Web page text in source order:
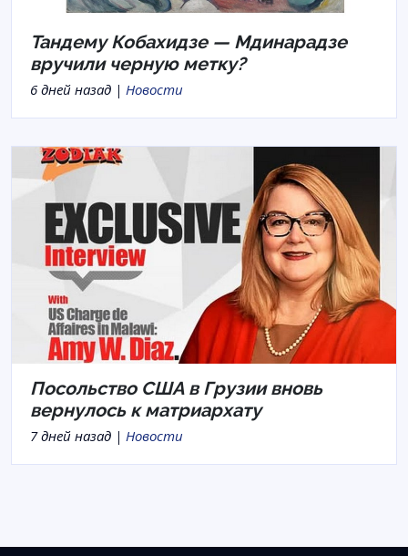
Тандему Кобахидзе — Мдинарадзе
вручили черную метку?
6 дней назад | Новости
Посольство США в Грузии вновь
вернулось к матриархату
7 дней назад | Новости